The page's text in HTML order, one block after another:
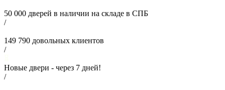
50 000 дверей в наличии на складе в СПБ
/
149 790 довольных клиентов
/
Новые двери - через 7 дней!
/